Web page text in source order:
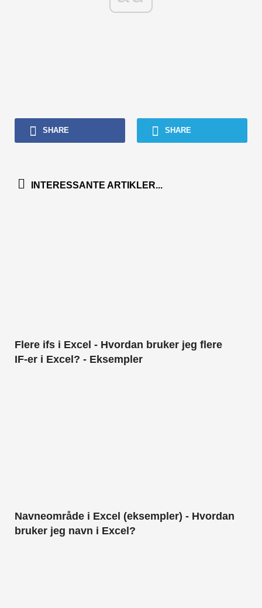
SHARE SHARE
INTERESSANTE ARTIKLER...
Flere ifs i Excel - Hvordan bruker jeg flere
IF-er i Excel? - Eksempler
Navneområde i Excel (eksempler) - Hvordan
bruker jeg navn i Excel?